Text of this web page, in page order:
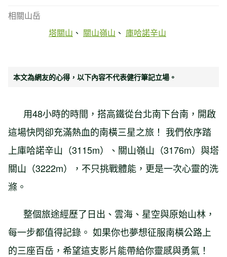
相關山岳
塔關山
關山嶺山 庫哈諾辛山
本文為網友的心得，以下內容不代表健行筆記立場。
用48小時的時間，搭高鐵從台北南下台南，開啟
這場快閃卻充滿熱血的南橫三星之旅！ 我們依序踏
上庫哈諾辛山（3115m）、關山嶺山（3176m）與塔
關山（3222m），不只挑戰體能，更是一次心靈的洗
滌。
整個旅途經歷了日出、雲海、星空與原始山林，
每一步都值得記錄。 如果你也夢想征服南橫公路上
的三座百岳，希望這支影片能帶給你靈感與勇氣！